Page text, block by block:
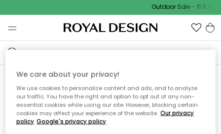
Outdoor Sale - 15%
Vi hittar tyvärr inte sidan du
söker
We care about your privacy!
We use cookies to personalize content and ads, and to analyze
our traffic. You have the right and option to opt out of any non-
essential cookies while using our site. However, blocking certain
cookies may affect your experience of the website. Our privacy
policy Google's privacy policy